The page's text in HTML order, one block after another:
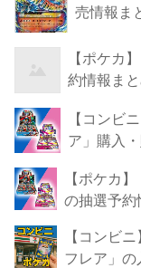
売情報ま
【ポケカ
約情報まと
【コンビ
ア」購入
【ポケカ
の抽選予約
【コンビ
フレア」の